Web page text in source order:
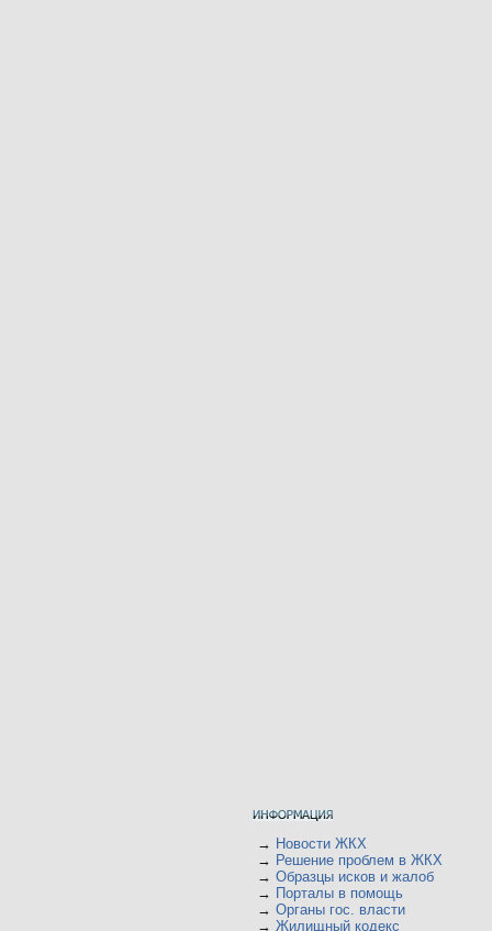
→ Новости ЖКХ
→ Решение проблем в ЖКХ
→ Образцы исков и жалоб
→ Порталы в помощь
→ Органы гос. власти
→ Жилищный кодекс